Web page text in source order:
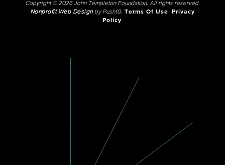
Copyright © 2026 John Templeton Foundation. All rights reserved.
Nonprofit Web Designby Push10. Terms Of Use
Privacy
Policy